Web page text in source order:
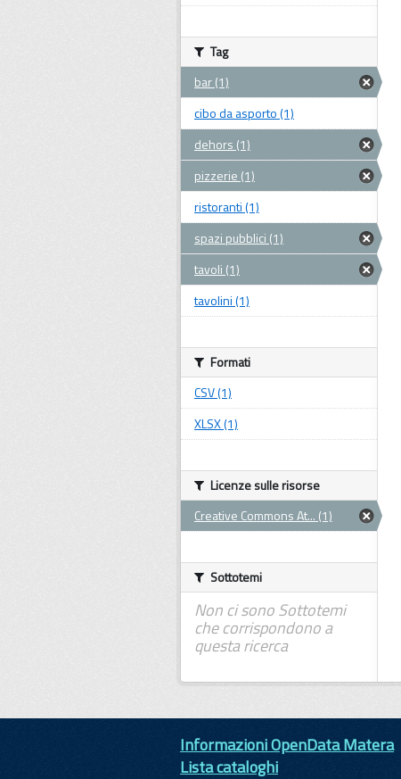
Tag
bar (1)
cibo da asporto (1)
dehors (1)
pizzerie (1)
ristoranti (1)
spazi pubblici (1)
tavoli (1)
tavolini (1)
Formati
CSV (1)
XLSX (1)
Licenze sulle risorse
Creative Commons At... (1)
Sottotemi
Non ci sono Sottotemi
che corrispondono a
questa ricerca
Informazioni OpenData Matera
Lista cataloghi